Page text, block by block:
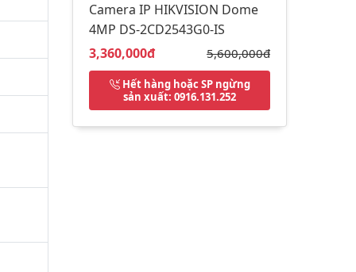
Camera IP HIKVISION Dome
4MP DS-2CD2543G0-IS
Giá bán:
3,360,000đ Giá gốc:
5,600,000đ
Hết hàng hoặc SP ngừng
sản xuất: 0916.131.252